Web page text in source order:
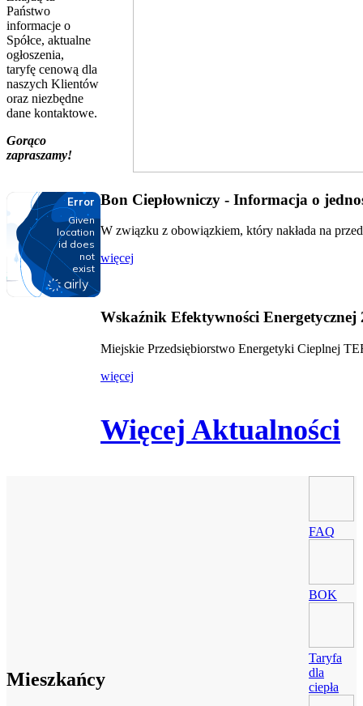
Państwo
informacje o
Spółce, aktualne
ogłoszenia,
taryfę cenową dla
naszych Klientów
oraz niezbędne
dane kontaktowe.
Gorąco
zapraszamy!
Bon Ciepłowniczy - Informacja o
W związku z obowiązkiem, który nakłada na
więcej
Wskaźnik Efektywności Energetycznej
Miejskie Przedsiębiorstwo Energetyki Cieplnej
więcej
Więcej Aktualności
Mieszkańcy
FAQ
BOK
Taryfa
dla
ciepła